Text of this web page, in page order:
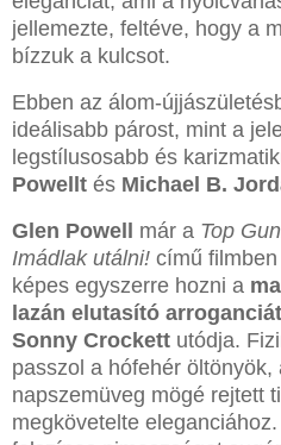
jellemezte, feltéve, hogy a
bízzuk a kulcsot.
Ebben az álom-
ideálisabb párost, mint a
legstílusosabb és
Powellt és Michael B.
Glen Powell
már a Top
Imádlak utálni! című
képes egyszerre hozni a
lazán elutasító arroganciát
Sonny Crockett utódja.
passzol a hófehér
napszemüveg mögé rejtett
megkövetelte